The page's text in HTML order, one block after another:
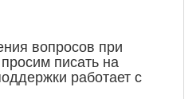
вопросов при
писать на
работает с